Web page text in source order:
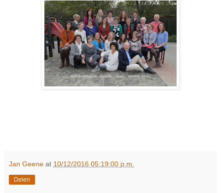
Jan Geene at 10/12/2016 05:19:00 p.m.
Delen